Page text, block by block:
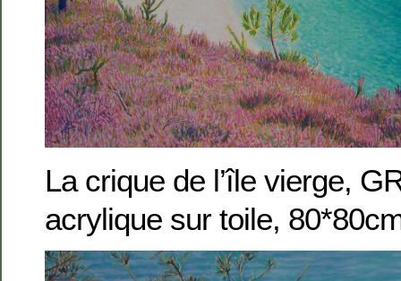
La crique de l’île vierge,
acrylique sur toile,